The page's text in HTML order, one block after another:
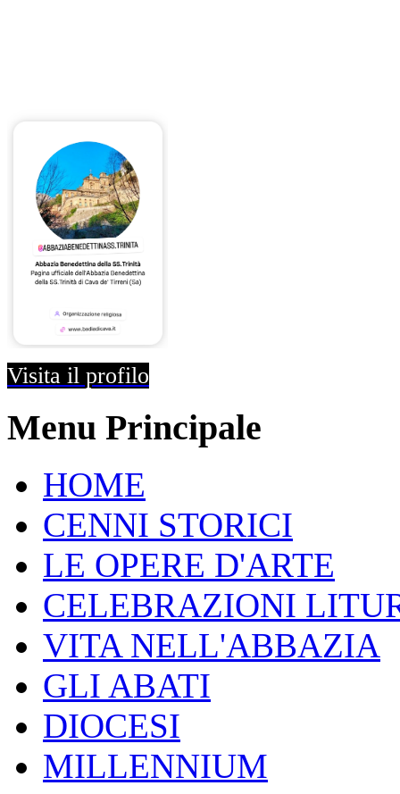
Visita il profilo
Menu Principale
HOME
CENNI STORICI
LE OPERE D'ARTE
CELEBRAZIONI
VITA NELL'ABBAZIA
GLI ABATI
DIOCESI
MILLENNIUM